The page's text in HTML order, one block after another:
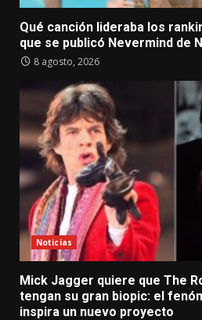
Qué canción lideraba los
que se publicó Nevermind de
8 agosto, 2026
Noticias
Mick Jagger quiere que The
tengan su gran biopic: el
inspira un nuevo proyecto